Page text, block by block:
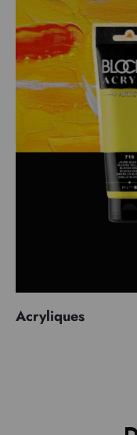
Acryliques